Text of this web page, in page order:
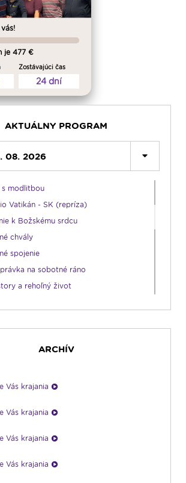
je 477 €
Zostávajúci čas
24 dní
AKTUÁLNY PROGRAM
08. 2026
do nového dňa
moja - repríza
z pápežských encyklík - repríza
srdcom - repríza
týždňa - nočná repríza
ruženec
na pokračovanie - repríza
s modlitbou
Vatikán - SK (repríza)
k Božskému srdcu
chvály
spojenie
na sobotné ráno
a rehoľný život
a zamyslenie
Božieho milosrdenstva - Hodina
kaviareň
týždenník (r.)
z Rádia LUMEN
ARCHÍV
Vás krajania
Vás krajania
Vás krajania
Vás krajania